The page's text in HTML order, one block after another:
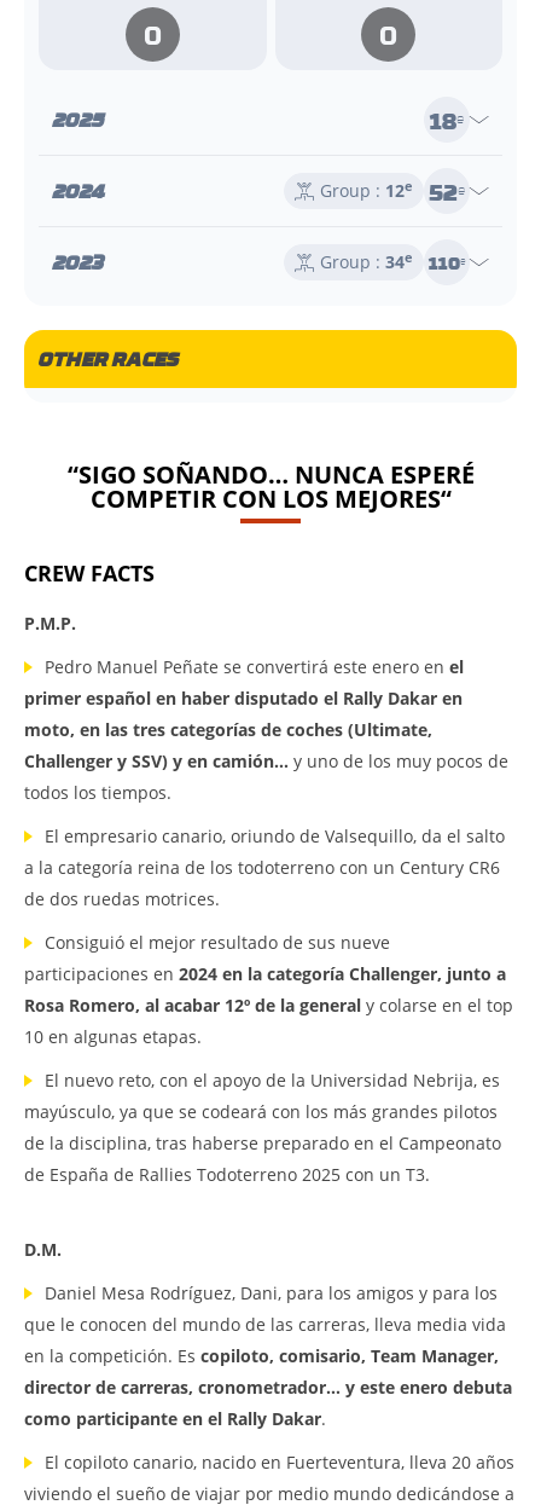
0 0
2025 18e
2024 Group : 12e 52e
2023 Group : 34e 110e
OTHER RACES
“SIGO SOÑANDO… NUNCA ESPERÉ
COMPETIR CON LOS MEJORES“
CREW FACTS
P.M.P.
Pedro Manuel Peñate se convertirá este enero en el
primer español en haber disputado el Rally Dakar en
moto, en las tres categorías de coches (Ultimate,
Challenger y SSV) y en camión… y uno de los muy pocos de
todos los tiempos.
El empresario canario, oriundo de Valsequillo, da el salto
a la categoría reina de los todoterreno con un Century CR6
de dos ruedas motrices.
Consiguió el mejor resultado de sus nueve
participaciones en 2024 en la categoría Challenger, junto a
Rosa Romero, al acabar 12º de la general y colarse en el top
10 en algunas etapas.
El nuevo reto, con el apoyo de la Universidad Nebrija, es
mayúsculo, ya que se codeará con los más grandes pilotos
de la disciplina, tras haberse preparado en el Campeonato
de España de Rallies Todoterreno 2025 con un T3.
D.M.
Daniel Mesa Rodríguez, Dani, para los amigos y para los
que le conocen del mundo de las carreras, lleva media vida
en la competición. Es copiloto, comisario, Team Manager,
director de carreras, cronometrador… y este enero debuta
como participante en el Rally Dakar.
El copiloto canario, nacido en Fuerteventura, lleva 20 años
viviendo el sueño de viajar por medio mundo dedicándose a